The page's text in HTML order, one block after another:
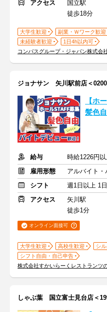
アクセス
国立駅
徒歩18分
大学生歓迎 副業・Ｗワーク歓迎
未経験者歓迎
1日4h以内可
コンパスグループ・ジャパン株式会
ジョナサン 矢川駅前店＜
【ホ
髪色
給与
時給1226円
雇用形態
アルバイト・
シフト
週1日以上 1
アクセス
矢川駅
徒歩1分
オンライン面接可
大学生歓迎 高校生歓迎 シ
シフト自由・自己申告
株式会社すかいらーくレストランツ
しゃぶ葉 国立富士見台店＜